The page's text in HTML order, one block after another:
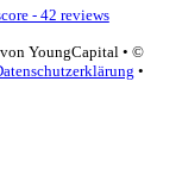
- 42 reviews
YoungCapital • ©
•